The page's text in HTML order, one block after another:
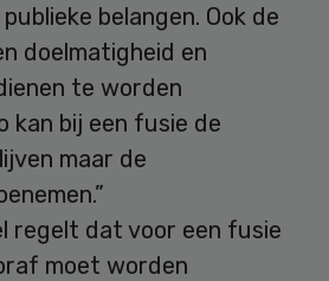
belangen. Ook de
doelmatigheid en
te worden
kan bij een fusie de
maar de
regelt dat voor een fusie
moet worden